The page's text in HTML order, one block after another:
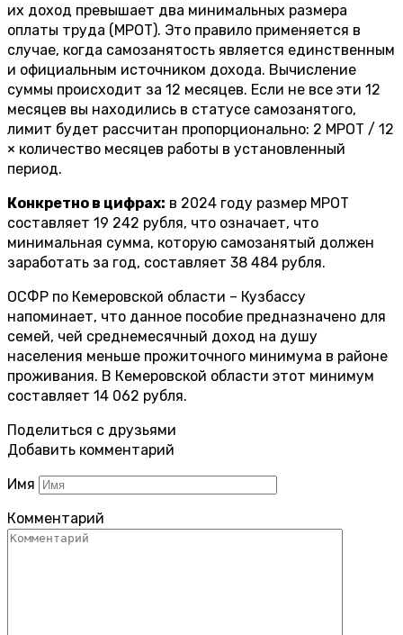
их доход превышает два минимальных размера
оплаты труда (МРОТ). Это правило применяется в
случае, когда самозанятость является единственным
и официальным источником дохода. Вычисление
суммы происходит за 12 месяцев. Если не все эти 12
месяцев вы находились в статусе самозанятого,
лимит будет рассчитан пропорционально: 2 МРОТ / 12
× количество месяцев работы в установленный
период.
Конкретно в цифрах: в 2024 году размер МРОТ
составляет 19 242 рубля, что означает, что
минимальная сумма, которую самозанятый должен
заработать за год, составляет 38 484 рубля.
ОСФР по Кемеровской области – Кузбассу
напоминает, что данное пособие предназначено для
семей, чей среднемесячный доход на душу
населения меньше прожиточного минимума в районе
проживания. В Кемеровской области этот минимум
составляет 14 062 рубля.
Поделиться с друзьями
Добавить комментарий
Имя
Комментарий